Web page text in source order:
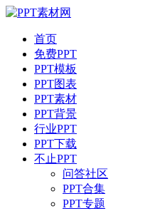
首页
免费PPT
PPT模板
PPT图表
PPT素材
PPT背景
行业PPT
PPT下载
不止PPT
问答社区
PPT合集
PPT专题